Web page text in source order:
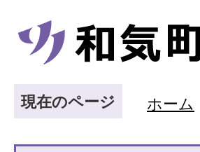
現在のページ ホーム